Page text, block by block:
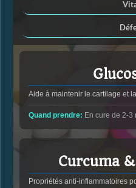
Aide à maintenir le cartilage et
Quand prendre: En cure de 2-3
Curcuma
Propriétés anti-inflammatoires